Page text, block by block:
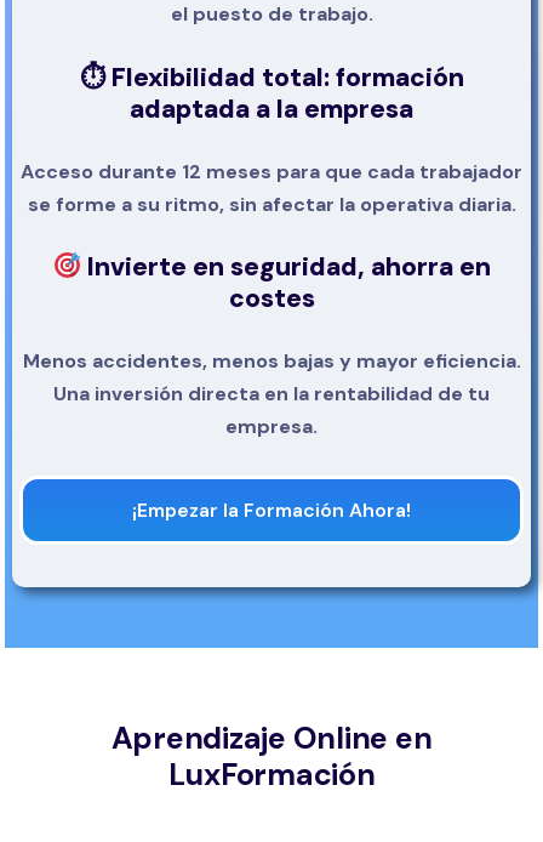
el puesto de trabajo.
⏱Flexibilidad total: formación
adaptada a la empresa
Acceso durante 12 meses para que cada trabajador
se forme a su ritmo, sin afectar la operativa diaria.
Invierte en seguridad, ahorra en
costes
Menos accidentes, menos bajas y mayor eficiencia.
Una inversión directa en la rentabilidad de tu
empresa.
¡Empezar la Formación Ahora!
Aprendizaje Online en
LuxFormación